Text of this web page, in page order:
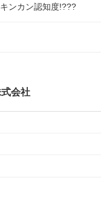
ンカン認知度!???
会社